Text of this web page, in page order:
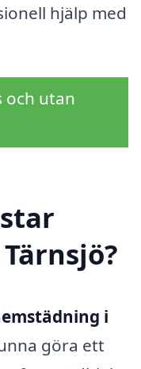
hjälp med
och utan
i
göra ett